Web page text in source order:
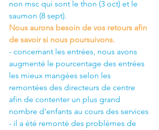
non msc qui sont le thon (3 oct) et le
saumon (8 sept).
Nous aurons besoin de vos retours afin
de savoir si nous poursuivons.
- concernant les entrées, nous avons
augmenté le pourcentage des entrées
les mieux mangées selon les
remontées des directeurs de centre
afin de contenter un plus grand
nombre d'enfants au cours des services
- il a été remonté des problèmes de